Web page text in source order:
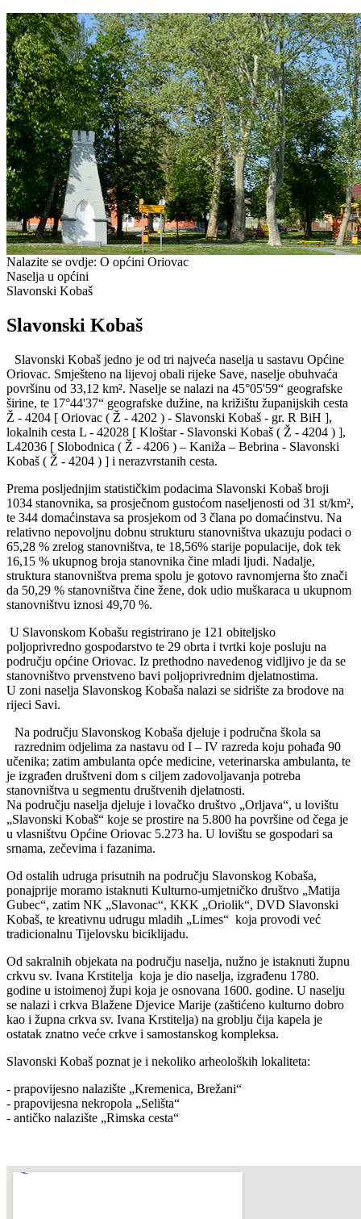
Nalazite se ovdje: O općini Oriovac
Naselja u općini
Slavonski Kobaš
Slavonski Kobaš
Slavonski Kobaš jedno je od tri najveća naselja u sastavu Općine
Oriovac. Smješteno na lijevoj obali rijeke Save, naselje obuhvaća
površinu od 33,12 km². Naselje se nalazi na 45°05'59“ geografske
širine, te 17°44'37“ geografske dužine, na križištu županijskih cesta
Ž - 4204 [ Oriovac ( Ž - 4202 ) - Slavonski Kobaš - gr. R BiH ],
lokalnih cesta L - 42028 [ Kloštar - Slavonski Kobaš ( Ž - 4204 ) ],
L42036 [ Slobodnica ( Ž - 4206 ) – Kaniža – Bebrina - Slavonski
Kobaš ( Ž - 4204 ) ] i nerazvrstanih cesta.
Prema posljednjim statističkim podacima Slavonski Kobaš broji
1034 stanovnika, sa prosječnom gustoćom naseljenosti od 31 st/km²,
te 344 domaćinstava sa prosjekom od 3 člana po domaćinstvu. Na
relativno nepovoljnu dobnu strukturu stanovništva ukazuju podaci o
65,28 % zrelog stanovništva, te 18,56% starije populacije, dok tek
16,15 % ukupnog broja stanovnika čine mladi ljudi. Nadalje,
struktura stanovništva prema spolu je gotovo ravnomjerna što znači
da 50,29 % stanovništva čine žene, dok udio muškaraca u ukupnom
stanovništvu iznosi 49,70 %.
U Slavonskom Kobašu registrirano je 121 obiteljsko
poljoprivredno gospodarstvo te 29 obrta i tvrtki koje posluju na
području općine Oriovac. Iz prethodno navedenog vidljivo je da se
stanovništvo prvenstveno bavi poljoprivrednim djelatnostima.
U zoni naselja Slavonskog Kobaša nalazi se sidrište za brodove na
rijeci Savi.
Na području Slavonskog Kobaša djeluje i područna škola sa
razrednim odjelima za nastavu od I – IV razreda koju pohađa 90
učenika; zatim ambulanta opće medicine, veterinarska ambulanta, te
je izgrađen društveni dom s ciljem zadovoljavanja potreba
stanovništva u segmentu društvenih djelatnosti.
Na području naselja djeluje i lovačko društvo „Orljava“, u lovištu
„Slavonski Kobaš“ koje se prostire na 5.800 ha površine od čega je
u vlasništvu Općine Oriovac 5.273 ha. U lovištu se gospodari sa
srnama, zečevima i fazanima.
Od ostalih udruga prisutnih na području Slavonskog Kobaša,
ponajprije moramo istaknuti Kulturno-umjetničko društvo „Matija
Gubec“, zatim NK „Slavonac“, KKK „Oriolik“, DVD Slavonski
Kobaš, te kreativnu udrugu mladih „Limes“ koja provodi već
tradicionalnu Tijelovsku biciklijadu.
Od sakralnih objekata na području naselja, nužno je istaknuti župnu
crkvu sv. Ivana Krstitelja koja je dio naselja, izgrađenu 1780.
godine u istoimenoj župi koja je osnovana 1600. godine. U naselju
se nalazi i crkva Blažene Djevice Marije (zaštićeno kulturno dobro
kao i župna crkva sv. Ivana Krstitelja) na groblju čija kapela je
ostatak znatno veće crkve i samostanskog kompleksa.
Slavonski Kobaš poznat je i nekoliko arheoloških lokaliteta:
- prapovijesno nalazište „Kremenica, Brežani“
- prapovijesna nekropola „Selišta“
- antičko nalazište „Rimska cesta“